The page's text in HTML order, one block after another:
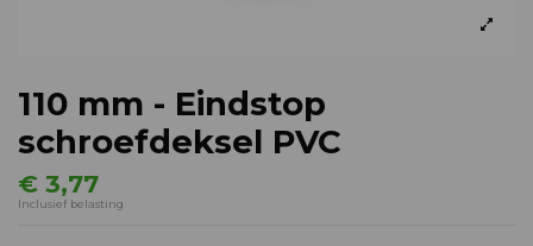
110 mm - Eindstop
schroefdeksel PVC
€ 3,77
Inclusief belasting